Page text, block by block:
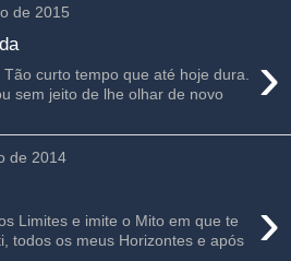
de 2015
›
curto tempo que até hoje dura.
sem jeito de lhe olhar de novo
de 2014
›
Limites e imite o Mito em que te
todos os meus Horizontes e após